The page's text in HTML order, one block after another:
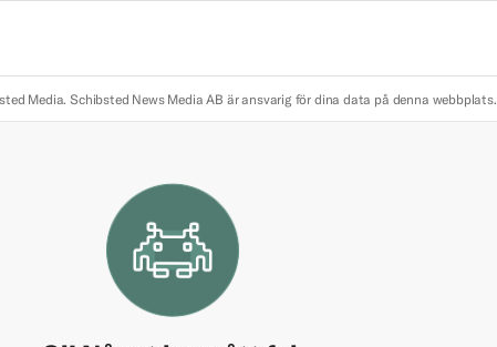
Media. Schibsted News Media AB är ansvarig för dina data på denna webbplats.